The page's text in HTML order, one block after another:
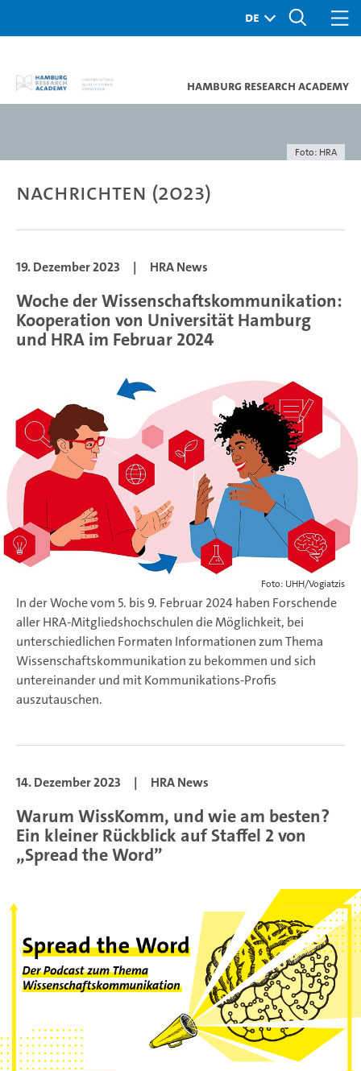
Hamburg Research Academy
Foto: HRA
Nachrichten (2023)
19. Dezember 2023 | HRA News
Woche der Wissenschaftskommunikation:
Kooperation von Universität Hamburg
und HRA im Februar 2024
Foto: UHH/Vogiatzis
In der Woche vom 5. bis 9. Februar 2024 haben Forschende
aller HRA-Mitgliedshochschulen die Möglichkeit, bei
unterschiedlichen Formaten Informationen zum Thema
Wissenschaftskommunikation zu bekommen und sich
untereinander und mit Kommunikations-Profis
auszutauschen.
14. Dezember 2023 | HRA News
Warum WissKomm, und wie am besten?
Ein kleiner Rückblick auf Staffel 2 von
„Spread the Word”